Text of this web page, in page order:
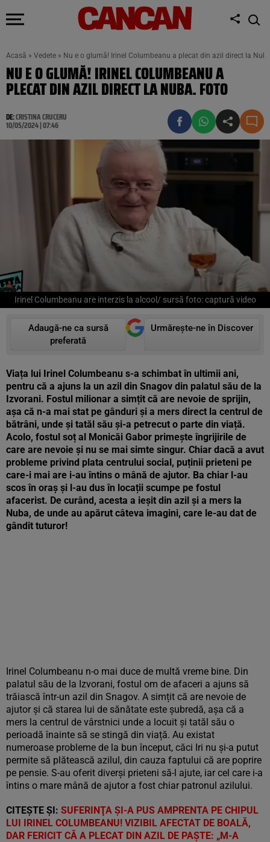
Acasă » Vedete » Nu e o glumă! Irinel Columbeanu a plecat din azil direct la
NU E O GLUMĂ! IRINEL COLUMBEANU A
PLECAT DIN AZIL DIRECT LA NUBA. FOTO
DE:CRISTINA CRUCERU
10/05/2024 | 07:46
Irinel Columbeanu are interzis la alcool/ sursă foto: captură video
Adaugă-ne ca sursă
preferată
Urmărește-ne în Discover
Viața lui Irinel Columbeanu s-a schimbat în ultimii ani,
pentru că a ajuns la un azil din Snagov din palatul său de la
Izvorani. Fostul milionar a simțit că are nevoie de sprijin,
așa că n-a mai stat pe gânduri și a mers direct la centrul de
bătrâni, unde și tatăl său și-a petrecut o parte din viață.
Acolo, fostul soț al Monicăi Gabor primește îngrijirile de
care are nevoie și nu se mai simte singur. Chiar dacă a avut
probleme privind plata centrului social, puținii prieteni pe
care-i mai are i-au întins o mână de ajutor. Ba chiar l-au
scos în oraș și l-au dus în locații scumpe pe fostul
afacerist. De curând, acesta a ieșit din azil și a mers la
Nuba, de unde au apărut câteva imagini, care le-au dat de
gândit tuturor!
Irinel Columbeanu n-o mai duce de multă vreme bine. Din
palatul său de la Izvorani, fostul om de afaceri a ajuns să
trăiască într-un azil din Snagov. A simțit că are nevoie de
ajutor și că starea lui de sănătate este șubredă, așa că a
mers la centrul de vârstnici unde a locuit și tatăl său o
perioadă înainte să se stingă din viață. Au existat
numeroase probleme de la bun început, căci Iri nu și-a putut
permite să plătească azilul, din cauza faptului că are poprire
pe pensie. S-au oferit diverși prieteni să-l ajute, iar cel care i-a
întins o mare mână de ajutor a fost chiar patronul azilului.
CITEȘTE ȘI: SUFERINŢA ŞI-A PUS AMPRENTA PE CHIPUL
LUI IRINEL COLUMBEANU! VIZIBIL AFECTAT DE BOALĂ,
DAR FERICIT CĂ A PLECAT DIN AZIL DE PAŞTE: „M-A